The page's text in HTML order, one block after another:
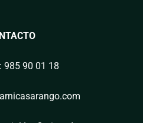
985 90 01 18